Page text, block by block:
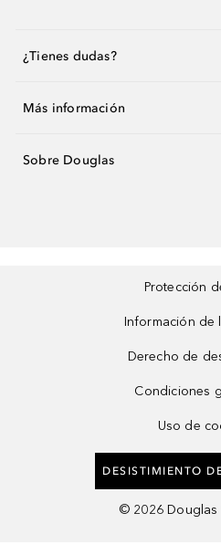
¿Tienes dudas?
Más información
Sobre Douglas
Protección
Información de
Derecho de
Condiciones
Uso de
DESISTIMIENTO
© 2026 Douglas